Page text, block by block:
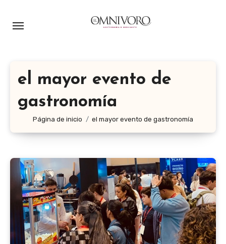
el mayor evento de
gastronomía
Página de inicio el mayor evento de gastronomía